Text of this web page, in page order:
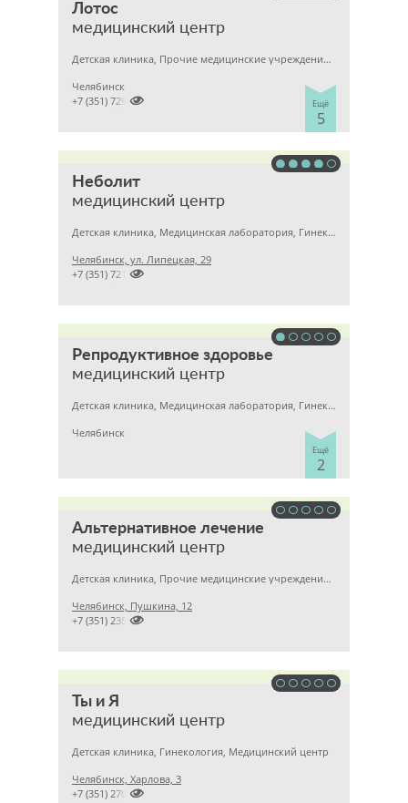
Лотос
медицинский центр
Детская клиника, Прочие медицинские учреждения, Гинекология
Ещё
5
Челябинск

+7 (351) 7298929
Неболит
медицинский центр
Детская клиника, Медицинская лаборатория, Гинекология
Челябинск, ул. Липецкая, 29

+7 (351) 7212891
Репродуктивное здоровье
медицинский центр
Детская клиника, Медицинская лаборатория, Гинекология
Ещё
2
Челябинск
Альтернативное лечение
медицинский центр
Детская клиника, Прочие медицинские учреждения, Гинекология
Челябинск, Пушкина, 12

+7 (351) 2357878
Ты и Я
медицинский центр
Детская клиника, Гинекология, Медицинский центр
Челябинск, Харлова, 3

+7 (351) 2709595